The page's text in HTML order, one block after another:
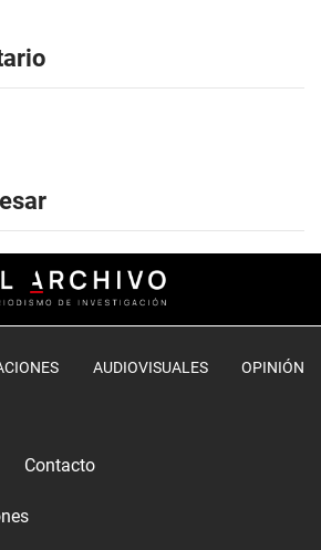
AUDIOVISUALES OPINIÓN
Contacto